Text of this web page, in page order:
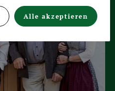
Alle akzeptieren